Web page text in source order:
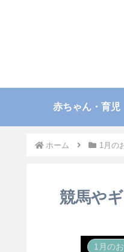
赤ちゃん・育児
ホーム 1月の
競馬や
1月の